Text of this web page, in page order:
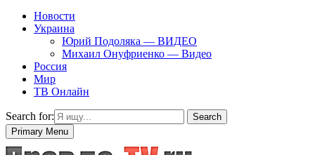
Новости
Украина
Юрий Подоляка — ВИДЕО
Михаил Онуфриенко — Видео
Россия
Мир
ТВ Онлайн
Search for:
Search
Primary Menu